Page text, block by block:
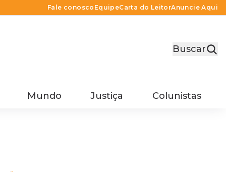
Fale conosco EquipeCarta do LeitorAnuncie Aqui
Buscar
Mundo Justiça Colunistas